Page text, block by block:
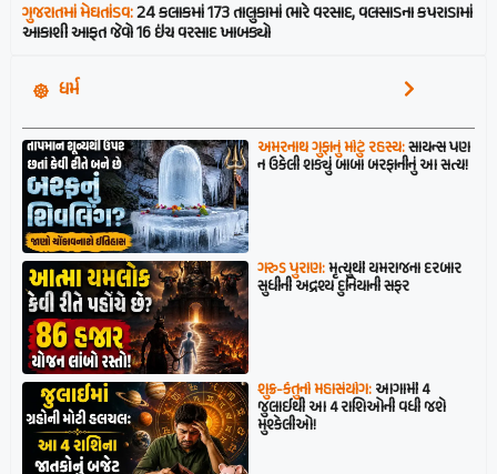
ગુજરાતમાં મેઘતાંડવ:24 કલાકમાં 173 તાલુકામાં ભારે વરસાદ, વલસાડના કપરાડામાં
આકાશી આફત જેવો 16 ઇંચ વરસાદ ખાબક્યો
ધર્મ
અમરનાથ ગુફાનું મોટું રહસ્ય:સાયન્સ પણ
ન ઉકેલી શક્યું બાબા બરફાનીનું આ સત્ય!
ગરુડ પુરાણ:મૃત્યુથી યમરાજના દરબાર
સુધીની અદ્રશ્ય દુનિયાની સફર
શુક્ર-કેતુનો મહાસંયોગ:આગામી 4
જુલાઈથી આ 4 રાશિઓની વધી જશે
મુશ્કેલીઓ!